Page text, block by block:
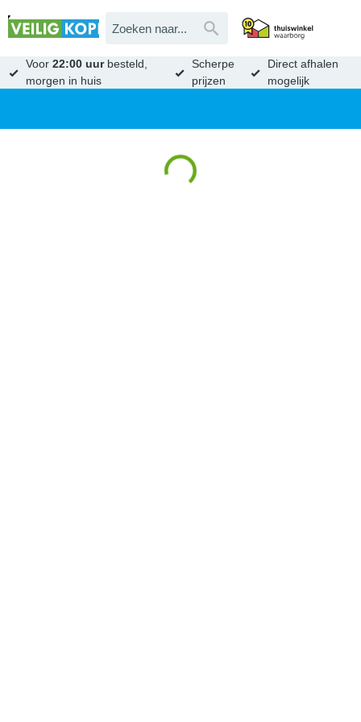
Voor22:00 uurbesteld,
morgen in huis
Scherpe
prijzen
Direct afhalen
mogelijk